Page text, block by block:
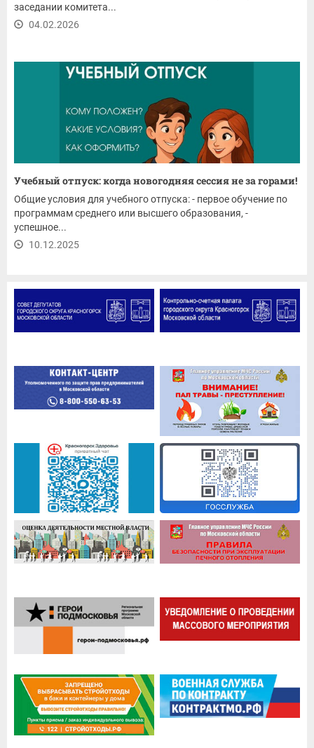
заседании комитета...
04.02.2026
Учебный отпуск: когда новогодняя сессия не за горами!
Общие условия для учебного отпуска: - первое обучение по
программам среднего или высшего образования, -
успешное...
10.12.2025